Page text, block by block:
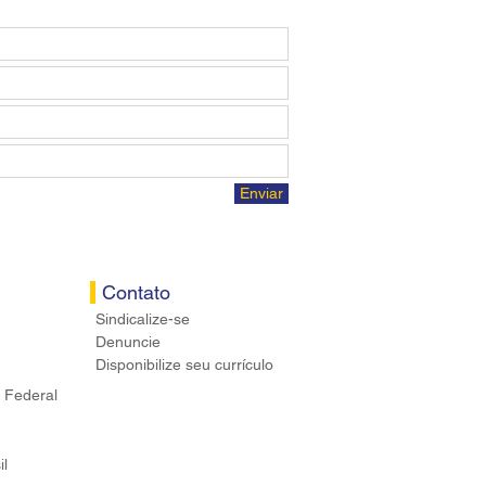
Enviar
Federal
Contato
Sindicalize-se
Denuncie
Disponibilize seu currículo